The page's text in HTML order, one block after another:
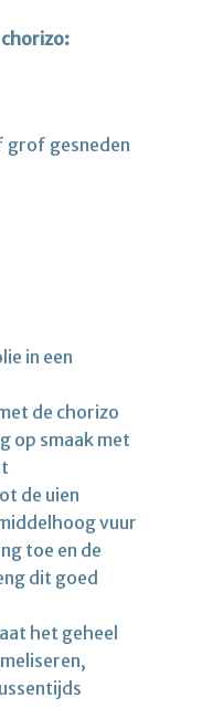
grof gesneden
in een
de chorizo
op smaak met
de uien
vuur
toe en de
dit goed
het geheel